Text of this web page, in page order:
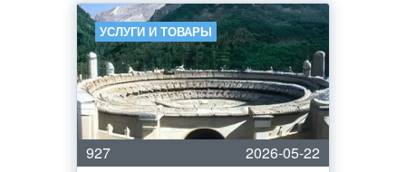
УСЛУГИ И ТОВАРЫ
927
2026-05-22